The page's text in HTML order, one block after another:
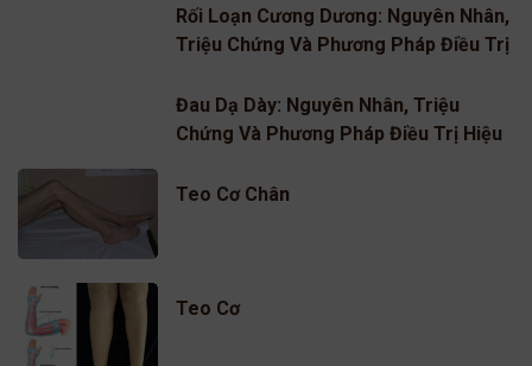
Rối Loạn Cương Dương: Nguyên Nhân,
Triệu Chứng Và Phương Pháp Điều Trị
Đau Dạ Dày: Nguyên Nhân, Triệu
Chứng Và Phương Pháp Điều Trị Hiệu
Teo Cơ Chân
Teo Cơ